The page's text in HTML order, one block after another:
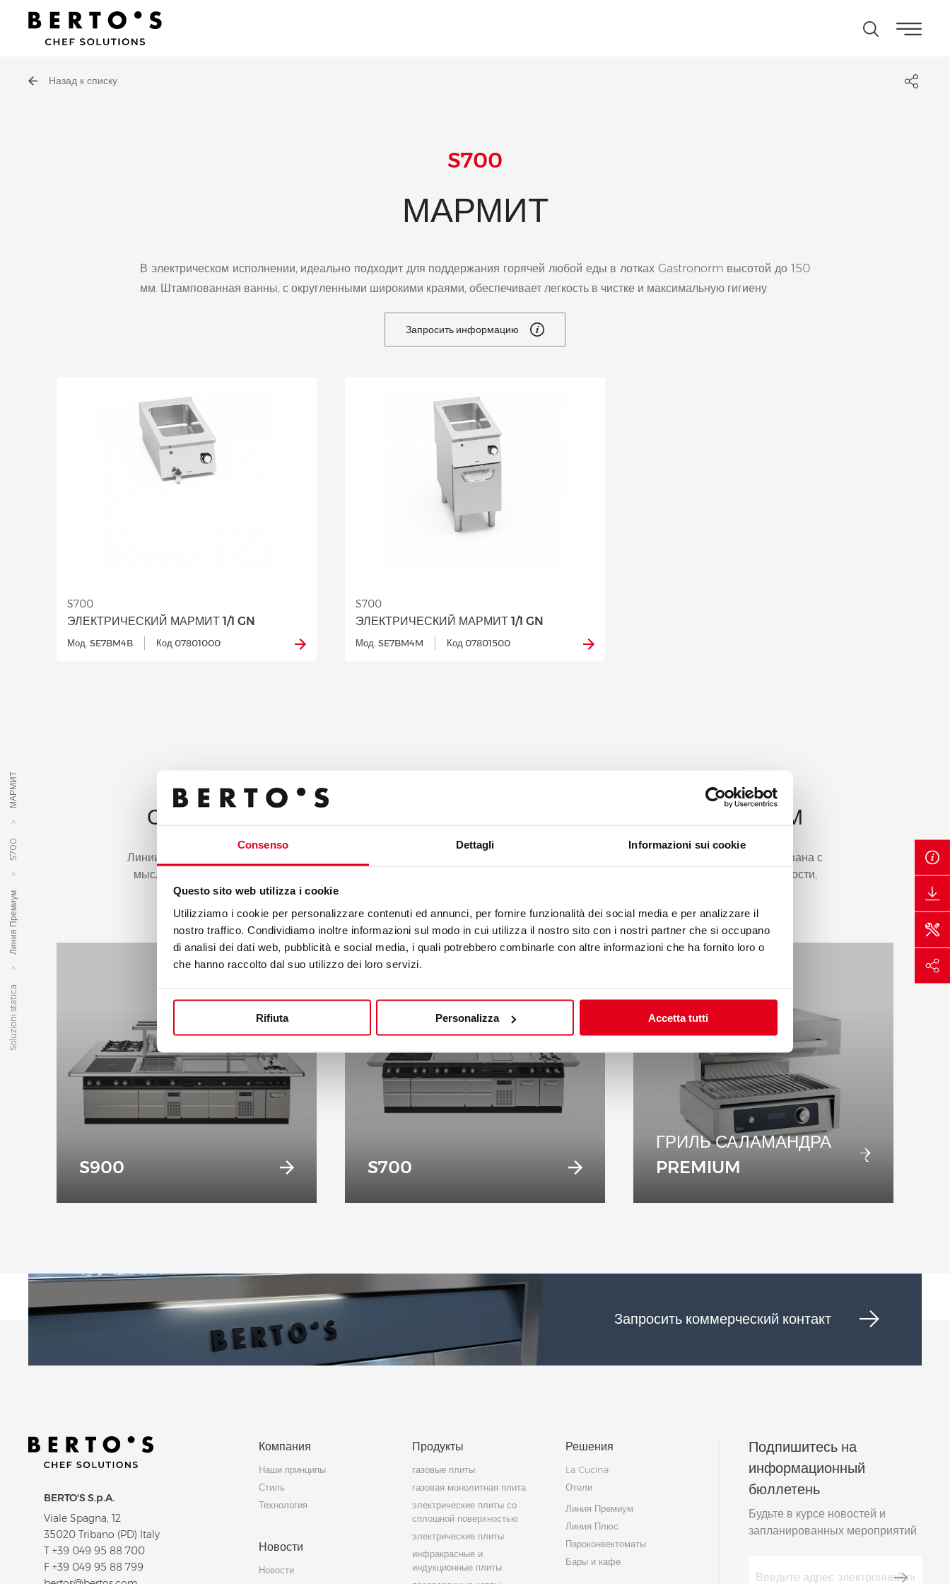
Consenso Dettagli Informazioni sui cookie
Questo sito web utilizza i cookie
Utilizziamo i cookie per personalizzare contenuti ed annunci, per fornire funzionalità dei social media e per analizzare il
nostro traffico. Condividiamo inoltre informazioni sul modo in cui utilizza il nostro sito con i nostri partner che si occupano
di analisi dei dati web, pubblicità e social media, i quali potrebbero combinarle con altre informazioni che ha fornito loro o
che hanno raccolto dal suo utilizzo dei loro servizi.
Rifiuta Personalizza Accetta tutti
Soluzioni statica
Линия Премиум
S700
МАРМИТ
Назад к списку
S700
МАРМИТ
В электрическом исполнении, идеально подходит для поддержания горячей любой еды в лотках Gastronorm высотой до 150
мм. Штампованная ванны, с округленными широкими краями, обеспечивает легкость в чистке и максимальную гигиену.
Запросить информацию
ЭЛЕКТРИЧЕСКИЙ МАРМИТ 1/1 GN
S700
Мод. SE7BM4B Код 07801000
ЭЛЕКТРИЧЕСКИЙ МАРМИТ 1/1 GN
S700
Мод. SE7BM4M Код 07801500
ОТКРОЙ ДЛЯ СЕБЯ ВСЕ ЛИНЕЙКИ ИЗДЕЛИЙ ЛИНИЯ ПРЕМИУМ
Линии премиум являются ответом на разные потребности профессионалов. Модульная кухонная плита премиум спроектирована с
мыслью о специфических потребностях клиента, сохраняя при этом высокие стандарты функциональности, энергоэфективности,
безопасности и технологии, в сочетании с красивой эстетикой.
S900 S700
ГРИЛЬ САЛАМАНДРА
PREMIUM
Запросить коммерческий контакт
BERTO'S S.p.A.
Viale Spagna, 12
35020 Tribano (PD) Italy
T +39 049 95 88 700
F +39 049 95 88 799
Компания
Наши принципы
Стиль
Технология
Новости
Новости
Продукты
газовые плиты
газовая монолитная плита
электрические плиты со
сплошной поверхностью
электрические плиты
инфракрасные и
индукционные плиты
Решения
La Cucina
Отели
Линия Премиум
Линия Плюс
Пароконвектоматы
Бары и кафе
Подпишитесь на
информационный
бюллетень
Будьте в курсе новостей и
запланированных мероприятий.